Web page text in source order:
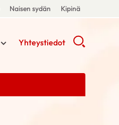
Naisen sydän Kipinä
Yhteystiedot